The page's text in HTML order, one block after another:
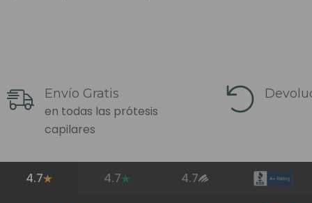
Envío Gratis
en todas las prótesis
capilares
4.7 4.7 4.7